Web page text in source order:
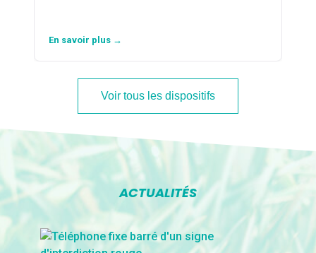
En savoir plus →
Voir tous les dispositifs
ACTUALITÉS